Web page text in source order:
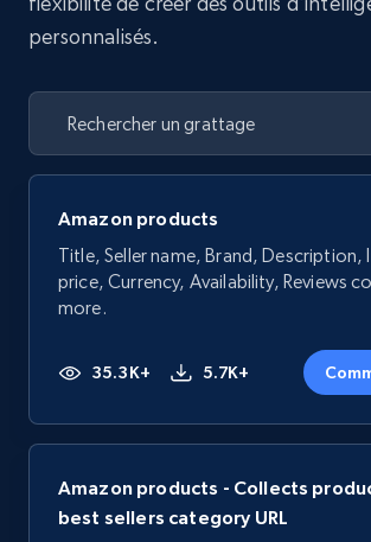
personnalisés.
Amazon products
Title, Seller name, Brand, Description,
price, Currency, Availability, Reviews
more.
35.3K+ 5.7K+
Amazon products - Collects
best sellers category URL